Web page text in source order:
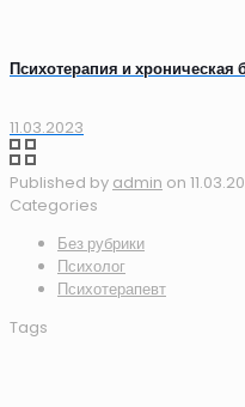
Психотерапия и хроническая
11.03.2023
Published by admin on
Categories
Без рубрики
Психолог
Психотерапевт
Tags